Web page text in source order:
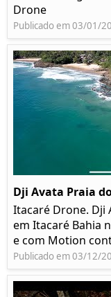
Drone
Publicado em 03/01/
Dji Avata Praia
Itacaré Drone. Dji
em Itacaré Bahia
e com Motion
Publicado em 03/12/